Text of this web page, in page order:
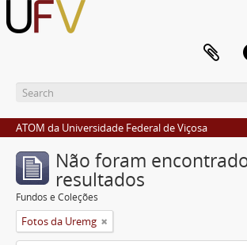
ATOM da Universidade Federal de Viçosa
Não foram
resultados
Fundos e Coleções
Fotos da Uremg